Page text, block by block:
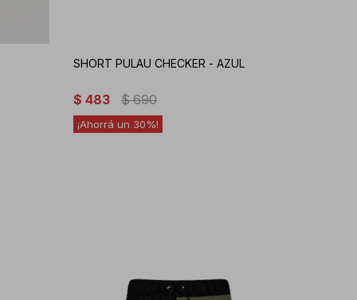
SHORT PULAU CHECKER - AZUL
$ 483 $ 690
30